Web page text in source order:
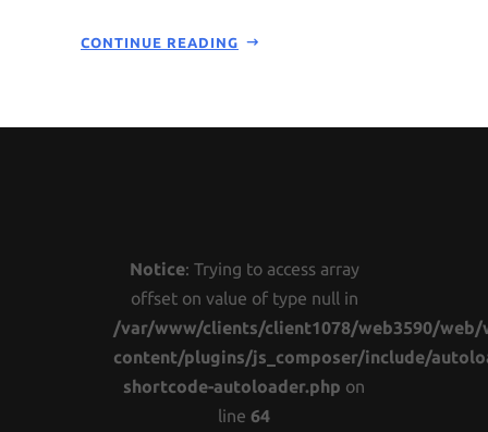
CONTINUE READING
Notice: Trying to access array
offset on value of type null in
/var/www/clients/client1078/web3590/web/
content/plugins/js_composer/include/
shortcode-autoloader.php on
line 64